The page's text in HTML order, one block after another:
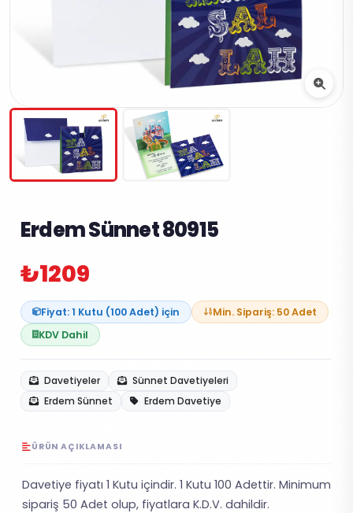
Erdem Sünnet 80915
₺1209
Fiyat: 1 Kutu (100 Adet) için
Min. Sipariş: 50 Adet
KDV Dahil
Davetiyeler
Sünnet Davetiyeleri
Erdem Sünnet
Erdem Davetiye
ÜRÜN AÇIKLAMASI
Davetiye fiyatı 1 Kutu içindir. 1 Kutu 100 Adettir. Minimum
sipariş 50 Adet olup, fiyatlara K.D.V. dahildir.